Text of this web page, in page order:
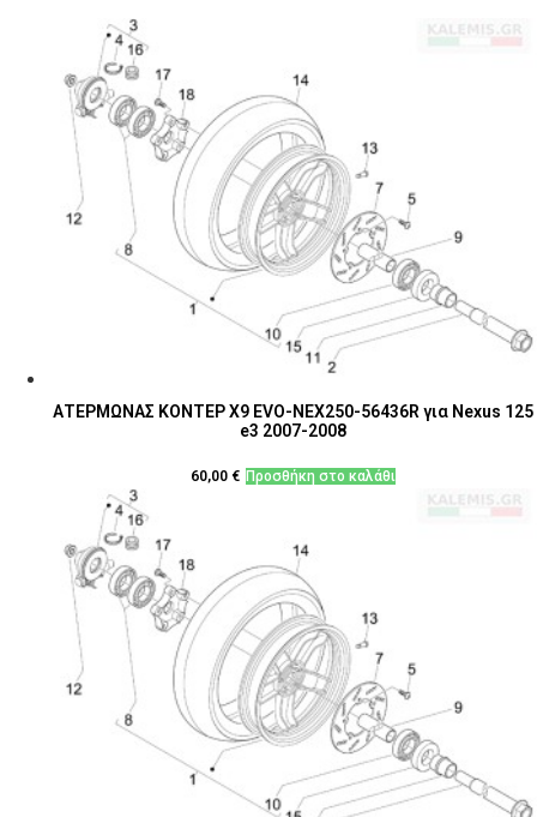
ΑΤΕΡΜΩΝΑΣ ΚΟΝΤΕΡ Χ9 EVO-NEX250-56436R για Nexus 125
e3 2007-2008
60,00 € Προσθήκη στο καλάθι